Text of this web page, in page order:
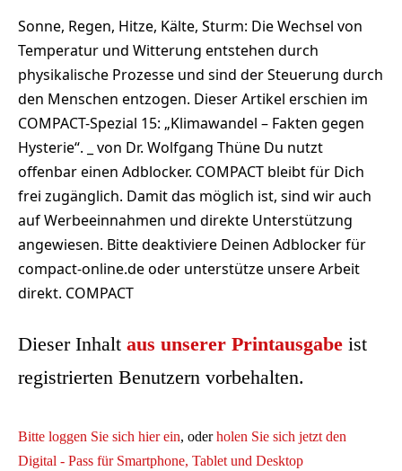
Sonne, Regen, Hitze, Kälte, Sturm: Die Wechsel von
Temperatur und Witterung entstehen durch
physikalische Prozesse und sind der Steuerung durch
den Menschen entzogen. Dieser Artikel erschien im
COMPACT-Spezial 15: „Klimawandel – Fakten gegen
Hysterie“. _ von Dr. Wolfgang Thüne Du nutzt
offenbar einen Adblocker. COMPACT bleibt für Dich
frei zugänglich. Damit das möglich ist, sind wir auch
auf Werbeeinnahmen und direkte Unterstützung
angewiesen. Bitte deaktiviere Deinen Adblocker für
compact-online.de oder unterstütze unsere Arbeit
direkt. COMPACT
Dieser Inhalt aus unserer Printausgabe ist
registrierten Benutzern vorbehalten.
Bitte loggen Sie sich hier ein, oderholen Sie sich jetzt den
Digital - Pass für Smartphone, Tablet und Desktop